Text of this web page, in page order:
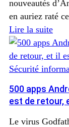
nouveautés
en auriez raté
Lire la suite
Sécurité
500 apps
est de retour,
Le virus